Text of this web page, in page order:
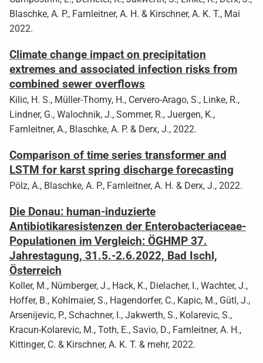
Blaschke, A. P., Farnleitner, A. H. & Kirschner, A. K. T., Mai
2022.
Climate change impact on precipitation
extremes and associated infection risks from
combined sewer overflows
Kilic, H. S., Müller-Thomy, H., Cervero-Arago, S., Linke, R.,
Lindner, G., Walochnik, J., Sommer, R., Juergen, K.,
Farnleitner, A., Blaschke, A. P. & Derx, J., 2022.
Comparison of time series transformer and
LSTM for karst spring discharge forecasting
Pölz, A., Blaschke, A. P., Farnleitner, A. H. & Derx, J., 2022.
Die Donau: human-induzierte
Antibiotikaresistenzen der Enterobacteriaceae-
Populationen im Vergleich: ÖGHMP 37.
Jahrestagung, 31.5.-2.6.2022, Bad Ischl,
Österreich
Koller, M., Nürnberger, J., Hack, K., Dielacher, I., Wachter, J.,
Hoffer, B., Kohlmaier, S., Hagendorfer, C., Kapic, M., Gütl, J.,
Arsenijevic, P., Schachner, I., Jakwerth, S., Kolarevic, S.,
Kracun-Kolarevic, M., Toth, E., Savio, D., Farnleitner, A. H.,
Kittinger, C. & Kirschner, A. K. T. & mehr, 2022.